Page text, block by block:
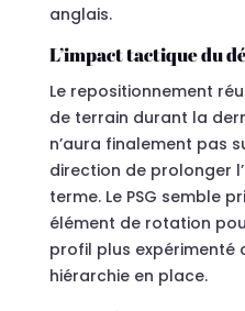
anglais.
L’impact tactique du
Le repositionnement
de terrain durant la
n’aura finalement pas
direction de prolonger
terme. Le PSG semble
élément de rotation
profil plus expérimenté
hiérarchie en place.